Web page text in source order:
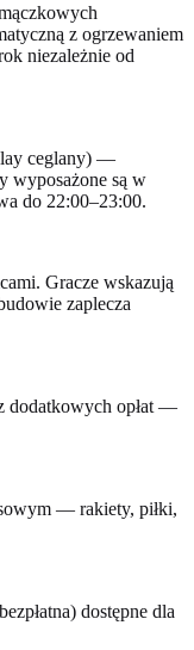
z ogrzewaniem
niezależnie od
ceglany) —
wyposażone są w
do 22:00–23:00.
Gracze wskazują
zaplecza
dodatkowych opłat —
— rakiety, piłki,
dostępne dla